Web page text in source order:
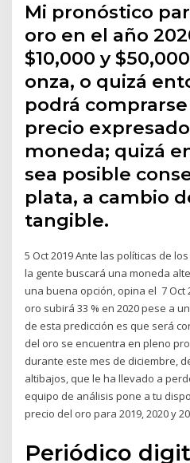
Mi pronóstico
oro en el año
$10,000 y
onza, o quizá
podrá
precio
moneda; quizá
sea posible
plata, a cambio
tangible.
5 Oct 2019 Ante las políticas de
la gente buscará una moneda
una buena opción, opina el 7 Oct
oro subirá 33 % en 2020 pese a
de esta predicción es que será
del oro se encuentra en pleno
durante este mes de diciembre,
altibajos, que le ha llevado a
equipo de análisis pone a tu
precio del oro para 2019, 2020 y
Periódico